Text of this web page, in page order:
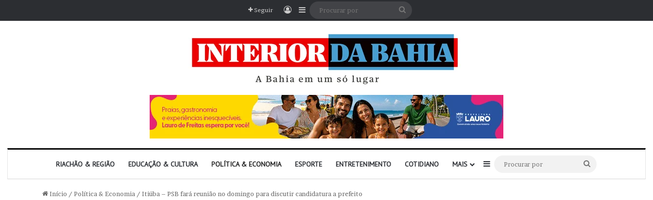
Seguir EntrarBarra Lateral
RIACHÃO & REGIÃO EDUCAÇÃO & CULTURA POLÍTICA & ECONOMIA ESPORTE ENTRETENIMENTO COTIDIANO MAIS Barra Lateral
por
Início / Política & Economia / Itiúba – PSB fará reunião no domingo para discutir candidatura a prefeito